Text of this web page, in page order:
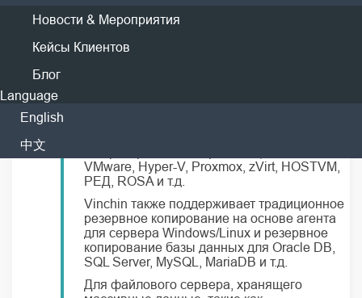
Новости & Мероприятия
Кейсы Клиентов
Блог
Language
English
中文
Vinchin Backup & Recovery может
использоваться для резервного копирования
файловых серверов и приложений.
VMware, Hyper-V, Proxmox, zVirt, HOSTVM,
РЕД, ROSA и т.д.
Vinchin также поддерживает традиционное
резервное копирование на основе агента
для сервера Windows/Linux и резервное
копирование базы данных для Oracle DB,
SQL Server, MySQL, MariaDB и т.д.
Для файлового сервера, хранящего